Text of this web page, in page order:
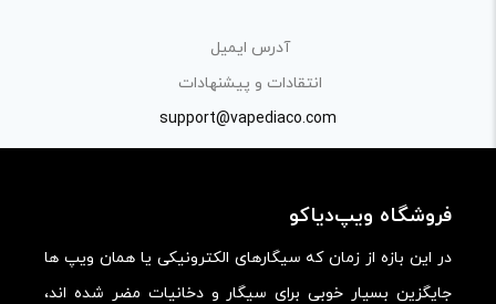
آدرس ایمیل
انتقادات و پیشنهادات
support@vapediaco.com
فروشگاه ویپ‌دیاکو
در این بازه از زمان که سیگارهای الکترونیکی یا همان ویپ ها
جایگزین بسیار خوبی برای سیگار و دخانیات مضر شده اند،